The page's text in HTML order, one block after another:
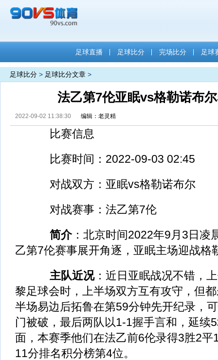
足球直播 足球比分 完场比分 足球
足球比分 > 足球比分文章 >
法乙第7伦亚眠vs格勒诺布
2022-09-02 11:38:30 编辑：老灵精
比赛信息
比赛时间：2022-09-03 02:45
对战双方：亚眠vs格勒诺布尔
对战赛事：法乙第7伦
简介：北京时间2022年9月3日凌
乙第7伦赛事展开角逐，亚眠主场迎战格
主队近况：近日亚眠战况不错，
黎足球会时，上半场双方互有攻守，但
半场易边后拓鲁在第59分钟先开纪录，
门被破，最后两队以1-1握手言和，延续
面，本赛季他们在法乙前6伦录得3胜2平
11分排名积分榜第4位。